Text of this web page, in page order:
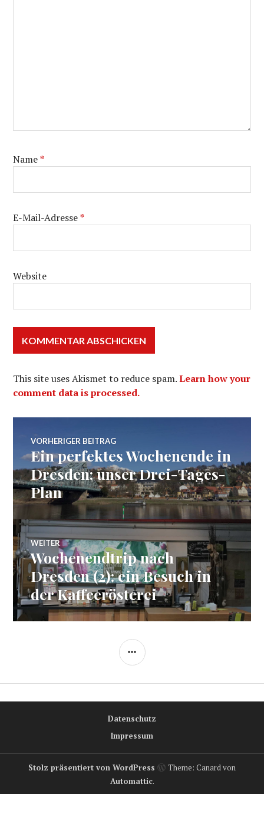
Name*
E-Mail-Adresse*
Website
This site uses Akismet to reduce spam.Learn how your
comment data is processed.
Beitragsnavigation
VORHERIGER BEITRAG
Vorheriger
Beitrag:
Ein perfektes Wochenende in
Dresden: unser Drei-Tages-
Plan
WEITER
Nächster
Beitrag:
Wochenendtrip nach
Dresden (2): ein Besuch in
der Kaffeerösterei
SEITENLEISTE
Datenschutz
Impressum
Stolz präsentiert von WordPress
Theme: Canard von
Automattic.